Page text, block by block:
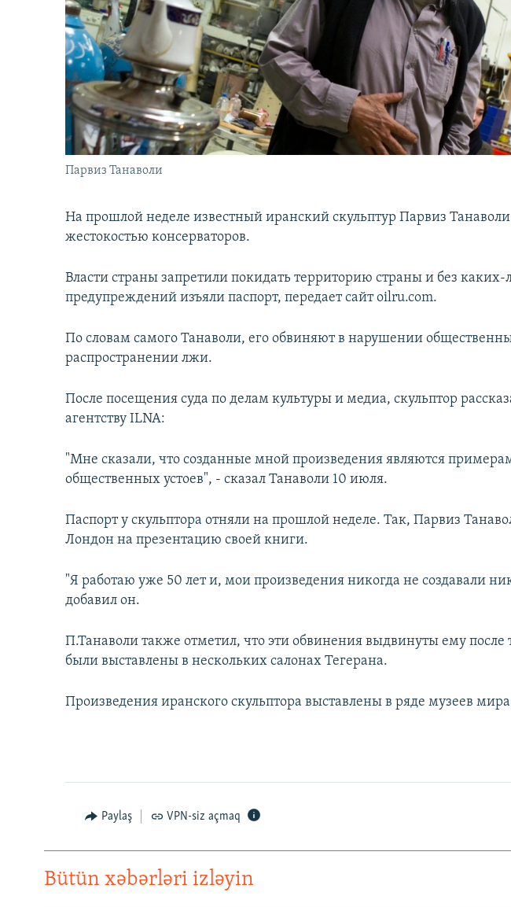
KARIKATURA
İSLAM VƏ DEMOKRATIYA
İZ - MƏDƏNIYYƏT PROQRAMI
PEŞƏ ETIKASI VƏ JURNALISTIKA
STANDARTLARIMIZ
MATERIALLARIMIZDAN ISTIFADƏ
AZADLIQRADIOSU MOBIL TELEFONUNUZDA
BIZIMLƏ ƏLAQƏ
Парвиз Танаволи
На прошлой неделе известный иранский скульптур Парвиз Танаволи
жестокостью консерваторов.
Власти страны запретили покидать территорию страны и без каких-
предупреждений изъяли паспорт, передает сайт oilru.com.
По словам самого Танаволи, его обвиняют в нарушении
распространении лжи.
После посещения суда по делам культуры и медиа, скульптор
агентству ILNA:
"Мне сказали, что созданные мной произведения являются
общественных устоев", - сказал Танаволи 10 июля.
Паспорт у скульптора отняли на прошлой неделе. Так, Парвиз
Лондон на презентацию своей книги.
"Я работаю уже 50 лет и, мои произведения никогда не создавали
добавил он.
П.Танаволи также отметил, что эти обвинения выдвинуты ему после
были выставлены в нескольких салонах Тегерана.
Произведения иранского скульптора выставлены в ряде музеев
Paylaş VPN-siz açmaq
Bütün xəbərləri izləyin